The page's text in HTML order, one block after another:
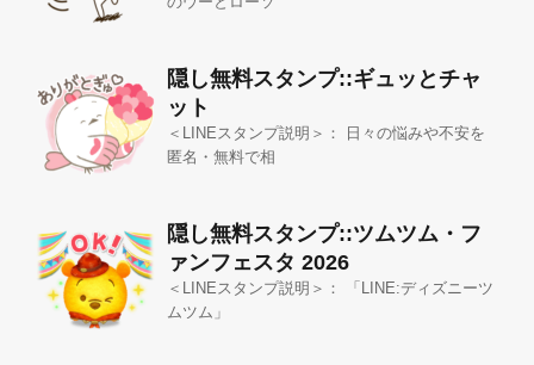
隠し無料スタンプ::ギュッとチャ
ット
＜LINEスタンプ説明＞： 日々の悩みや不安を
匿名・無料で相
隠し無料スタンプ::ツムツム・フ
ァンフェスタ 2026
＜LINEスタンプ説明＞： 「LINE:ディズニーツ
ムツム」